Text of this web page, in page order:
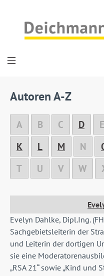
Autoren A-Z
A B C D E
K
L M N
T
U V W
Evelyn Dahlke, Dipl.Ing.
Sachgebietsleiterin der
und Leiterin der dortigen
sie eine
„RSA 21“ sowie „Kind und